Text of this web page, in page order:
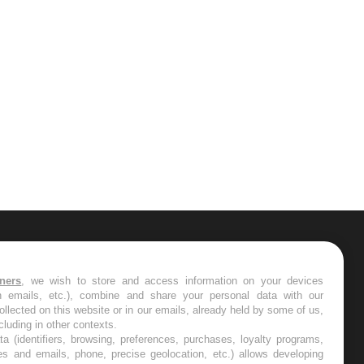
les semaines les meilleures
, we wish to store and access information on your devices
emails, etc.), combine and share your personal data with our
on this website or in our emails, already held by some of us,
in other contexts.
(identifiers, browsing, preferences, purchases, loyalty programs,
and emails, phone, precise geolocation, etc.) allows developing